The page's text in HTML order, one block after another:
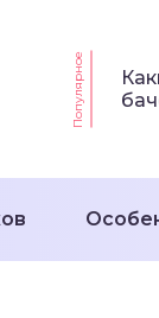
Популярное